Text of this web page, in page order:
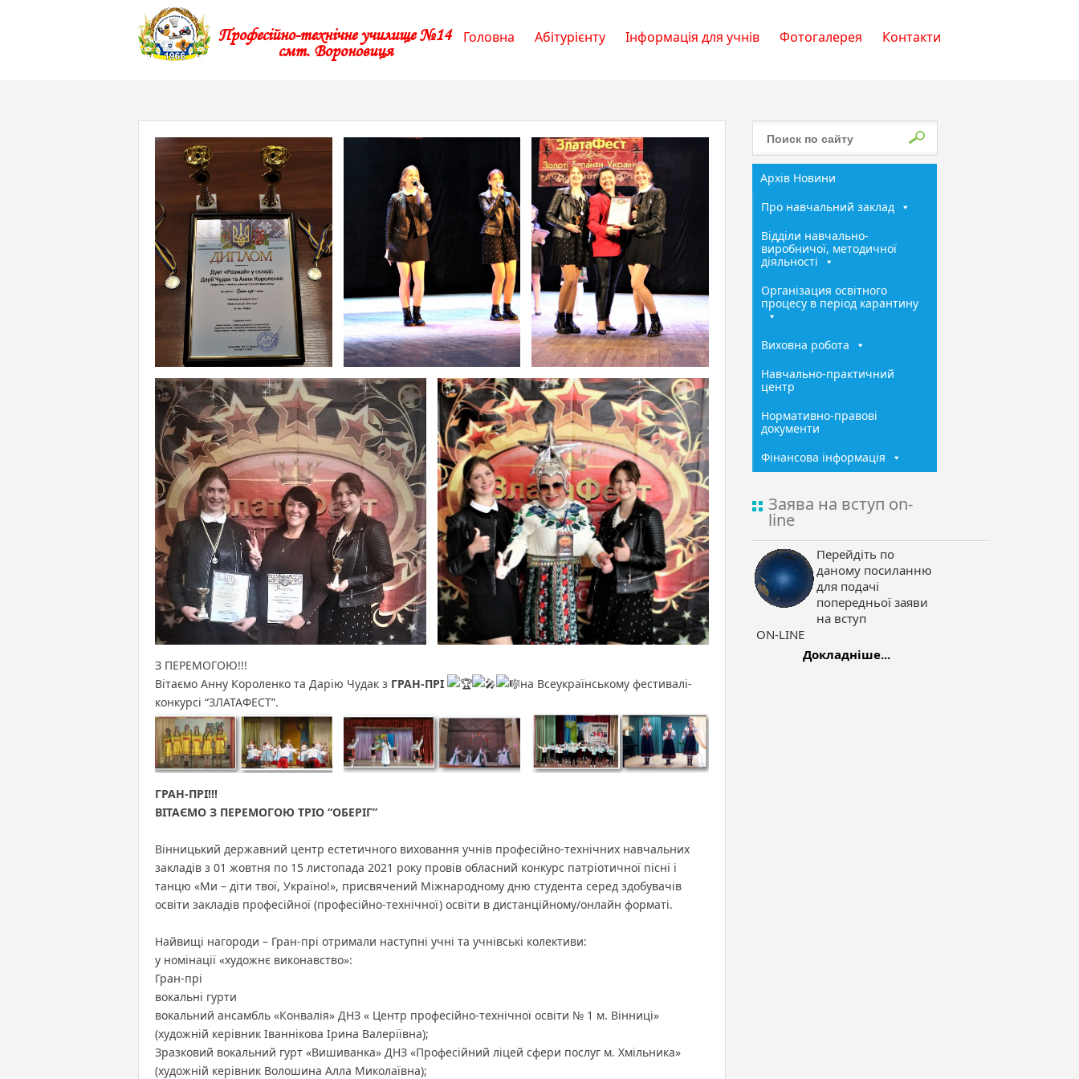
Професійно-технічне училище №14
смт. Вороновиця
Головна Абітурієнту Інформація для учнів Фотогалерея Контакти
З ПЕРЕМОГОЮ!!!
Вітаємо Анну Короленко та Дарію Чудак з ГРАН-ПРІ
на Всеукраїнському фестивалі-
конкурсі “ЗЛАТАФЕСТ”.
ГРАН-ПРІ!!!
ВІТАЄМО З ПЕРЕМОГОЮ ТРІО “ОБЕРІГ”
Вінницький державний центр естетичного виховання учнів професійно-технічних навчальних
закладів з 01 жовтня по 15 листопада 2021 року провів обласний конкурс патріотичної пісні і
танцю «Ми – діти твої, Україно!», присвячений Міжнародному дню студента серед здобувачів
освіти закладів професійної (професійно-технічної) освіти в дистанційному/онлайн форматі.
Найвищі нагороди – Гран-прі отримали наступні учні та учнівські колективи:
у номінації «художнє виконавство»:
Гран-прі
вокальні гурти
вокальний ансамбль «Конвалія» ДНЗ « Центр професійно-технічної освіти № 1 м. Вінниці»
(художній керівник Іваннікова Ірина Валеріївна);
Зразковий вокальний гурт «Вишиванка» ДНЗ «Професійний ліцей сфери послуг м. Хмільника»
(художній керівник Волошина Алла Миколаївна);
Архів Новини
Про навчальний заклад
Відділи навчально-
виробничої, методичної
діяльності
Організация освітного
процесу в період карантину
Виховна робота
Навчально-практичний
центр
Нормативно-правові
документи
Фінансова інформація
Заява на вступ on-
line
Перейдіть по
даному посиланню
для подачі
попередньої заяви
на вступ
ON-LINE
Докладніше...